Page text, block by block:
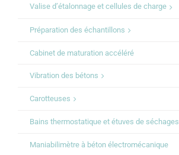
Valise d’étalonnage et cellules de charge
Préparation des échantillons
Cabinet de maturation accéléré
Vibration des bétons
Carotteuses
Bains thermostatique et étuves de séchages
Maniabilimètre à béton électromécanique